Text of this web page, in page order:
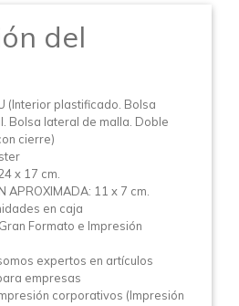
del
(Interior plastificado. Bolsa
Bolsa lateral de malla. Doble
cierre)
x 17 cm.
APROXIMADA: 11 x 7 cm.
en caja
Formato e Impresión
expertos en artículos
empresas
corporativos (Impresión